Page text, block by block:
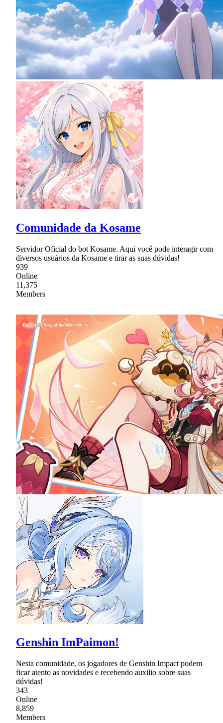
Comunidade da Kosame
Servidor Oficial do bot Kosame. Aqui você pode interagir com
diversos usuários da Kosame e tirar as suas dúvidas!
939
Online
11,375
Members
Genshin ImPaimon!
Nesta comunidade, os jogadores de Genshin Impact podem
ficar atento as novidades e recebendo auxilio sobre suas
dúvidas!
343
Online
8,859
Members